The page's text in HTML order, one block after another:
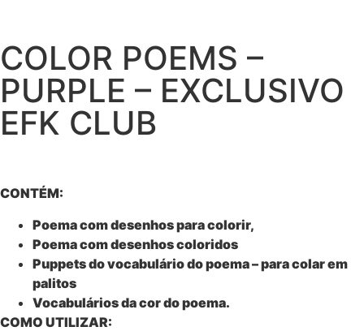
COLOR POEMS –
PURPLE – EXCLUSIVO
EFK CLUB
CONTÉM:
Poema com desenhos para colorir,
Poema com desenhos coloridos
Puppets do vocabulário do poema – para colar em
palitos
Vocabulários da cor do poema.
COMO UTILIZAR: